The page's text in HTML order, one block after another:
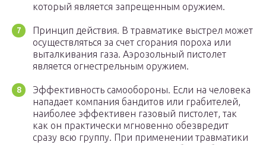
который является запрещенным оружием.
Принцип действия. В травматике выстрел может
осуществляться за счет сгорания пороха или
выталкивания газа. Аэрозольный пистолет
является огнестрельным оружием.
Эффективность самообороны. Если на человека
нападает компания бандитов или грабителей,
наиболее эффективен газовый пистолет, так
как он практически мгновенно обезвредит
сразу всю группу. При применении травматики